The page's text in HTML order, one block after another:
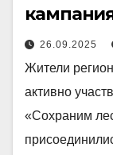
26.09.2025
Жители
активно
«Сохраним